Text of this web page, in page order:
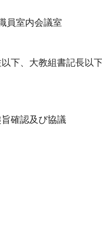
員室内会議室
下、大教組書記長以
確認及び協議